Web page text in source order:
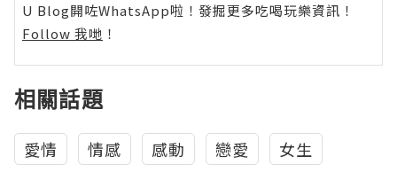
U Blog開咗WhatsApp啦！發掘更多吃喝玩樂資訊！
Follow 我哋 ！
相關話題
愛情 情感 感動 戀愛 女生